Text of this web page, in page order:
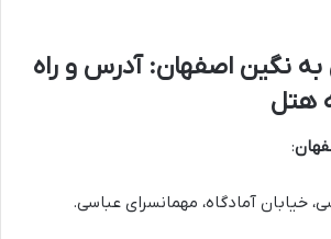
نگین اصفهان: آدرس و راه
هتل
:
خیابان آمادگاه، مهمانسرای عباسی.